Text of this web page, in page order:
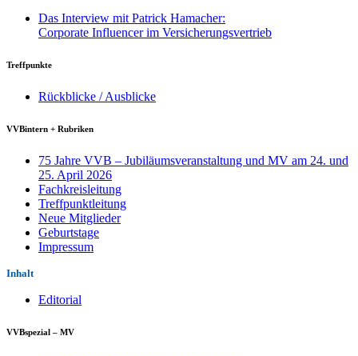
Das Interview mit Patrick Hamacher:
Corporate Influencer im Versicherungsvertrieb
Treffpunkte
Rückblicke / Ausblicke
VVBintern + Rubriken
75 Jahre VVB – Jubiläumsveranstaltung und MV am 24. und
25. April 2026
Fachkreisleitung
Treffpunktleitung
Neue Mitglieder
Geburtstage
Impressum
Inhalt
Editorial
VVBspezial – MV